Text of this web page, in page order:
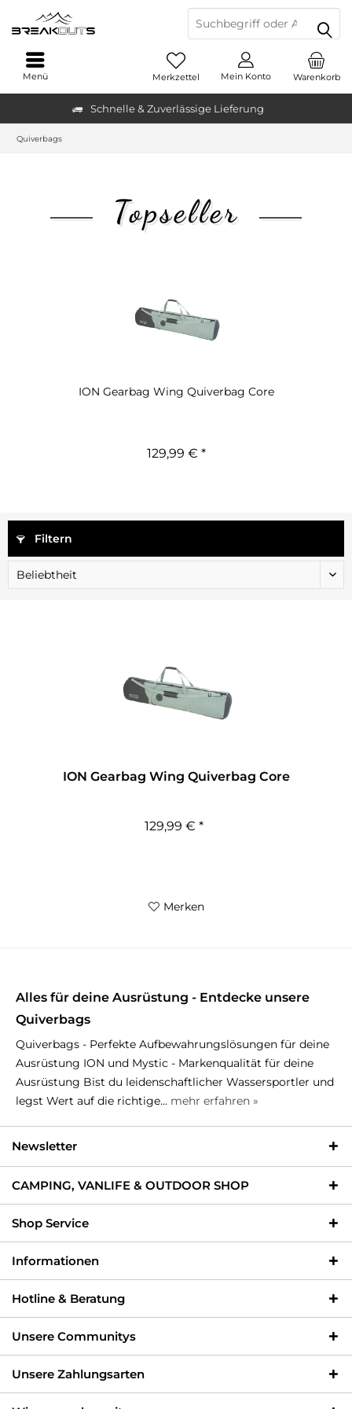
Schnelle & Zuverlässige Lieferung
Warenkorb
Merkzettel Mein Konto
Menü
Quiverbags
Topseller
ION Gearbag Wing Quiverbag Core
129,99 € *
Filtern
ION Gearbag Wing Quiverbag Core
129,99 € *
Merken
Alles für deine Ausrüstung - Entdecke unsere
Quiverbags
Quiverbags - Perfekte Aufbewahrungslösungen für deine
Ausrüstung ION und Mystic - Markenqualität für deine
Ausrüstung Bist du leidenschaftlicher Wassersportler und
legst Wert auf die richtige... mehr erfahren »
Newsletter
CAMPING, VANLIFE & OUTDOOR SHOP
Shop Service
Informationen
Hotline & Beratung
Unsere Communitys
Unsere Zahlungsarten